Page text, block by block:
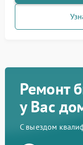
Ремонт
у Вас
С выездом